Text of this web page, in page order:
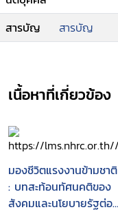
สารบัญ สารบัญ
เนื้อหาที่เกี่ยวข้อง
มองชีวิตแรงงานข้ามชาติ
: บทสะท้อนทัศนคติของ
สังคมและนโยบายรัฐต่อ